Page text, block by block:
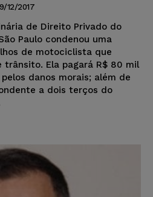
12/2017
de Direito Privado do
Paulo condenou uma
de motociclista que
Ela pagará R$ 80 mil
danos morais; além de
a dois terços do